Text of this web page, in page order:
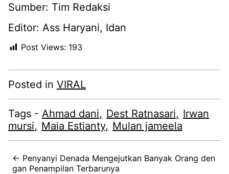
Sumber: Tim Redaksi
Editor: Ass Haryani, Idan
Post Views: 193
Posted in VIRAL
Tags - Ahmad dani Dest Ratnasari
Irwan
mursi
Maia Estianty Mulan jameela
← Penyanyi Denada Mengejutkan Banyak Orang den
gan Penampilan Terbarunya